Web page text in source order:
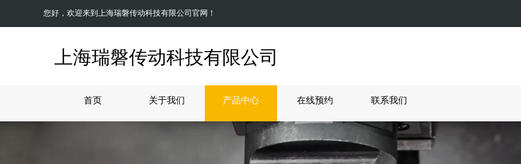
您好，欢迎来到上海瑞磐传动科技有限公司官网！
上海瑞磐传动科技有限公司
首页 关于我们 产品中心 在线预约 联系我们